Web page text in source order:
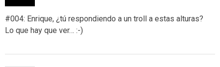
#004: Enrique, ¿tú respondiendo a un troll a estas alturas?
Lo que hay que ver… :-)